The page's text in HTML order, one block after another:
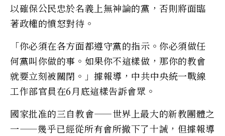
以確保公民忠於名義上無神論的黨，否則將面臨
著政權的憤怒對待。
「你必須在各方面都遵守黨的指示。你必須做任
何黨叫你做的事。如果你不這樣做，那你的教會
就要立刻被關閉。」據報導，中共中央統一戰線
工作部官員在6月底這樣告訴會眾。
國家批准的三自教會——世界上最大的新教團體之
一——幾乎已經從所有會所撤下了十誡，但據報導